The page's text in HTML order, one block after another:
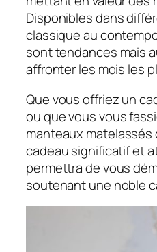
Disponibles dans
classique au
sont tendances mais
affronter les mois les
Que vous offriez un
ou que vous vous
manteaux
cadeau significatif et
permettra de vous
soutenant une noble